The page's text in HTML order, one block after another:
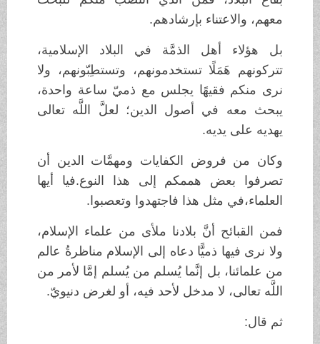
معهم، والاعتناء بإرشادهم.
بل هؤلاء أهل الذمَّة في البلاد الإسلامية،
تتركونهم هَمَلًا تستخدمونهم، وتستطِبّونهم، ولا
نرى منكم فقيهًا يجلس مع ذميّ ساعة واحدة،
يبحث معه في أصول الدين؛ لعلَّ اللَّه تعالى
يهديه على يديه.
وكان من فروض الكفايات ومهمَّات الدين أن
تصرفوا بعض هممكم إلى هذا النوع.فيا أيها
العلماء،في مثل هذا فاجتهدوا وتعصبوا.
فمن القبائح أنَّ بلادنا ملأى من علماء الإسلام،
ولا نرى فيها ذميًّا دعاه إلى الإسلام مناظرةُ عالم
من علمائنا، بل إنَّما يُسلم من يُسلم إمَّا لأمر من
اللَّه تعالى، لا مدخل لأحد فيه، أو لغرض دنيويّ.
ثم قال: